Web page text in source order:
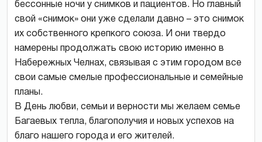
бессонные ночи у снимков и пациентов. Но главный
свой «снимок» они уже сделали давно – это снимок
их собственного крепкого союза. И они твердо
намерены продолжать свою историю именно в
Набережных Челнах, связывая с этим городом все
свои самые смелые профессиональные и семейные
планы.
В День любви, семьи и верности мы желаем семье
Багаевых тепла, благополучия и новых успехов на
благо нашего города и его жителей.